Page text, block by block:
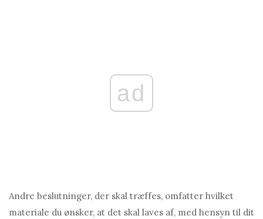
ad
Andre beslutninger, der skal træffes, omfatter hvilket
materiale du ønsker, at det skal laves af, med hensyn til dit